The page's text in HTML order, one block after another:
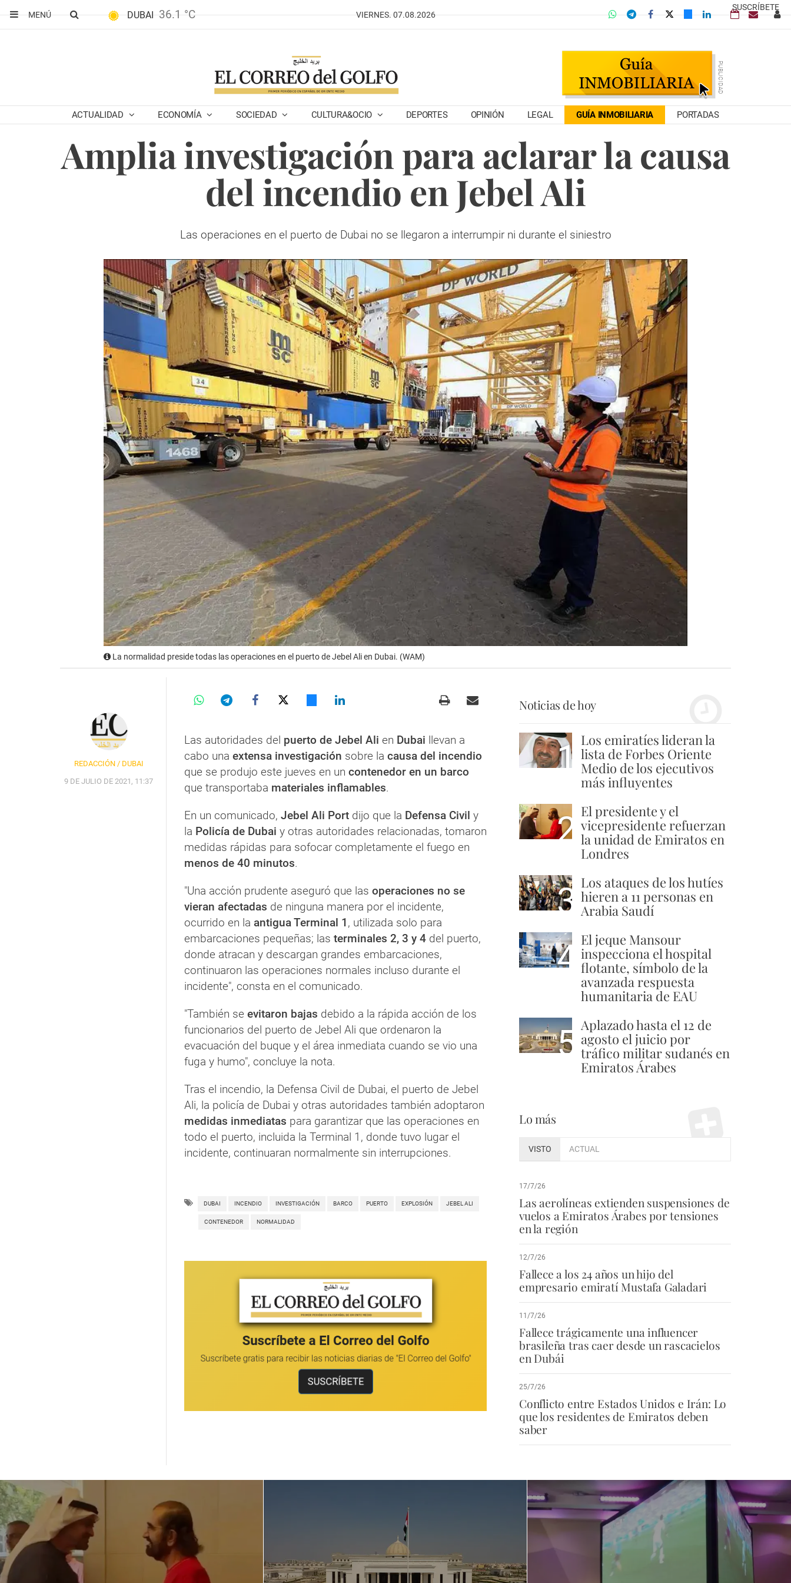
SUSCRÍBETE
MENÚ
DUBAI 36.1 °C VIERNES. 07.08.2026
ACTUALIDAD ECONOMÍA SOCIEDAD CULTURA&OCIO DEPORTES OPINIÓN LEGAL GUÍA INMOBILIARIA PORTADAS
Amplia investigación para aclarar la causa
del incendio en Jebel Ali
Las operaciones en el puerto de Dubai no se llegaron a interrumpir ni durante el siniestro
La normalidad preside todas las operaciones en el puerto de Jebel Ali en Dubai. (WAM)
REDACCIÓN / DUBAI
9 DE JULIO DE 2021, 11:37
Las autoridades del puerto de Jebel Ali en Dubai llevan a
cabo una extensa investigación sobre la causa del incendio
que se produjo este jueves en un contenedor en un barco
que transportaba materiales inflamables.
En un comunicado, Jebel Ali Port dijo que la Defensa Civil y
la Policía de Dubai y otras autoridades relacionadas, tomaron
medidas rápidas para sofocar completamente el fuego en
menos de 40 minutos.
"Una acción prudente aseguró que las operaciones no se
vieran afectadas de ninguna manera por el incidente,
ocurrido en la antigua Terminal 1 , utilizada solo para
embarcaciones pequeñas; las terminales 2, 3 y 4 del puerto,
donde atracan y descargan grandes embarcaciones,
continuaron las operaciones normales incluso durante el
incidente", consta en el comunicado.
"También se evitaron bajas debido a la rápida acción de los
funcionarios del puerto de Jebel Ali que ordenaron la
evacuación del buque y el área inmediata cuando se vio una
fuga y humo", concluye la nota.
Tras el incendio, la Defensa Civil de Dubai, el puerto de Jebel
Ali, la policía de Dubai y otras autoridades también adoptaron
medidas inmediatas para garantizar que las operaciones en
todo el puerto, incluida la Terminal 1, donde tuvo lugar el
incidente, continuaran normalmente sin interrupciones.
DUBAI INCENDIO INVESTIGACIÓN BARCO PUERTO EXPLOSIÓN JEBEL ALI
CONTENEDOR NORMALIDAD
Noticias de hoy
1 Los emiratíes lideran la
lista de Forbes Oriente
Medio de los ejecutivos
más influyentes
2 El presidente y el
vicepresidente refuerzan
la unidad de Emiratos en
Londres
3 Los ataques de los hutíes
hieren a 11 personas en
Arabia Saudí
4 El jeque Mansour
inspecciona el hospital
flotante, símbolo de la
avanzada respuesta
humanitaria de EAU
5 Aplazado hasta el 12 de
agosto el juicio por
tráfico militar sudanés en
Emiratos Árabes
Lo más
VISTO ACTUAL
17/7/26
Las aerolíneas extienden suspensiones de
vuelos a Emiratos Árabes por tensiones
en la región
12/7/26
Fallece a los 24 años un hijo del
empresario emiratí Mustafa Galadari
11/7/26
Fallece trágicamente una influencer
brasileña tras caer desde un rascacielos
en Dubái
25/7/26
Conflicto entre Estados Unidos e Irán: Lo
que los residentes de Emiratos deben
saber